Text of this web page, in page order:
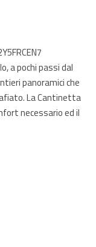
a pochi passi dal
panoramici che
La Cantinetta
necessario ed il
nella storia